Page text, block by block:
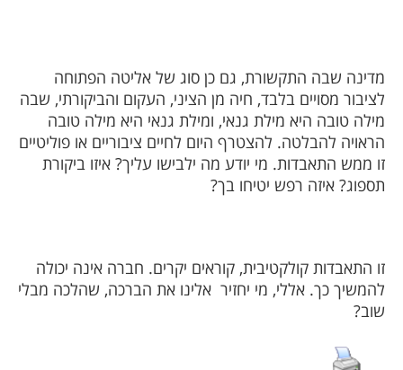
מדינה שבה התקשורת, גם כן סוג של אליטה הפתוחה
לציבור מסויים בלבד, חיה מן הציני, העקום והביקורתי, שבה
מילה טובה היא מילת גנאי, ומילת גנאי היא מילה טובה
הראויה להבלטה. להצטרף היום לחיים ציבוריים או פוליטיים
זו ממש התאבדות. מי יודע מה ילבישו עליך? איזו ביקורת
תספוג? איזה רפש יטיחו בך?
זו התאבדות קולקטיבית, קוראים יקרים. חברה אינה יכולה
להמשיך כך. אללי, מי יחזיר אלינו את הברכה, שהלכה מבלי
שוב?